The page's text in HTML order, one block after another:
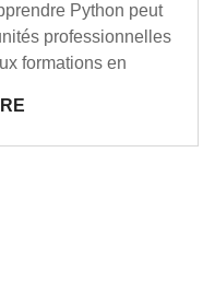
Python peut
professionnelles
formations en